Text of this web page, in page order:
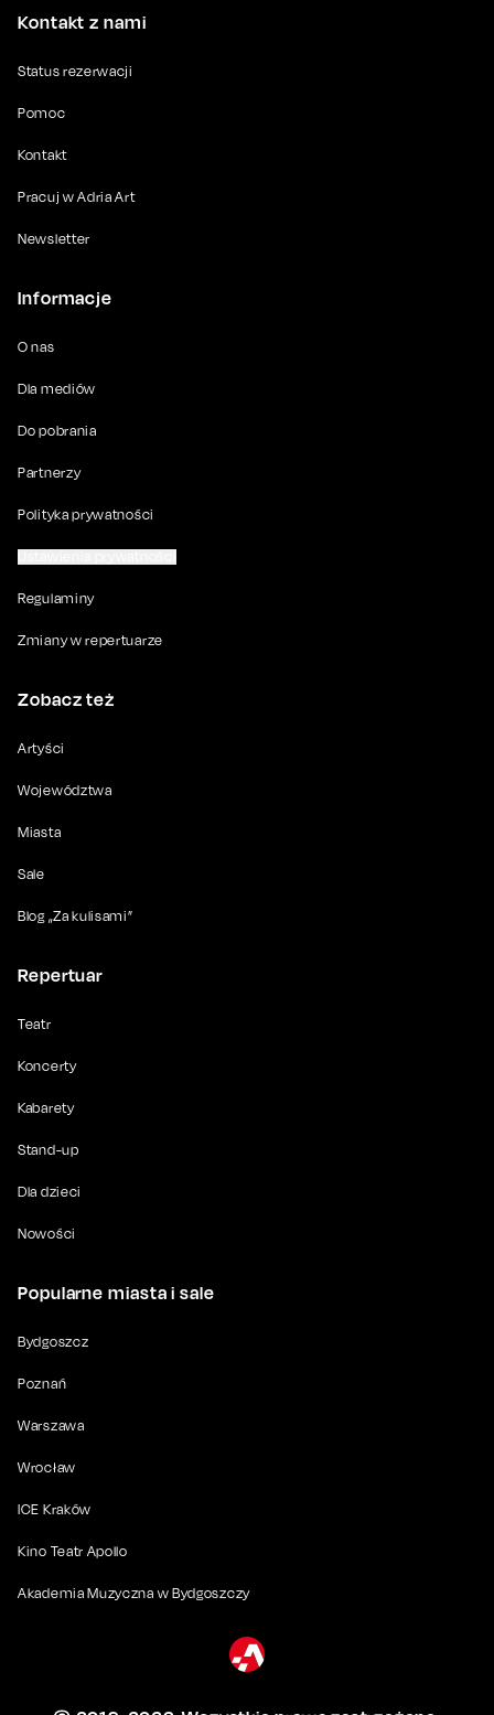
Kontakt z nami
Status rezerwacji
Pomoc
Kontakt
Pracuj w Adria Art
Newsletter
Informacje
O nas
Dla mediów
Do pobrania
Partnerzy
Polityka prywatności
Regulaminy
Zmiany w repertuarze
Zobacz też
Artyści
Województwa
Miasta
Sale
Blog „Za kulisami”
Repertuar
Teatr
Koncerty
Kabarety
Stand-up
Dla dzieci
Nowości
Popularne miasta i sale
Bydgoszcz
Poznań
Warszawa
Wrocław
ICE Kraków
Kino Teatr Apollo
Akademia Muzyczna w Bydgoszczy